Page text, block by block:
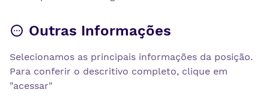
Outras Informações
Selecionamos as principais informações da posição.
Para conferir o descritivo completo, clique em
"acessar"